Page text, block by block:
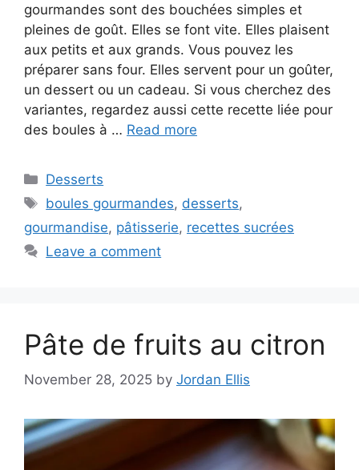
gourmandes sont des bouchées simples et
pleines de goût. Elles se font vite. Elles plaisent
aux petits et aux grands. Vous pouvez les
préparer sans four. Elles servent pour un goûter,
un dessert ou un cadeau. Si vous cherchez des
variantes, regardez aussi cette recette liée pour
des boules à … Read more
Categories
Desserts
Tags
boules gourmandes, desserts,
gourmandise, pâtisserie, recettes sucrées
Leave a comment
Pâte de fruits au citron
November 28, 2025 by Jordan Ellis